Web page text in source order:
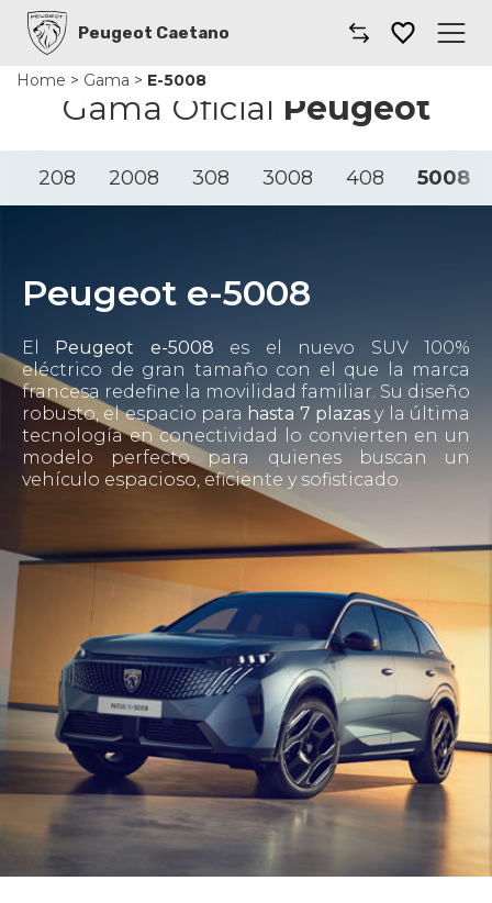
Peugeot Caetano
Comprar un coche
Gama
Renting
Coches por suscripción
Dónde encontrarnos
Home > Gama > E-5008
Gama Oficial Peugeot
208 2008 308 3008 408 5008
Peugeot e-5008
El Peugeot e-5008 es el nuevo SUV 100%
eléctrico de gran tamaño con el que la marca
francesa redefine la movilidad familiar. Su diseño
robusto, el espacio para hasta 7 plazas y la última
tecnología en conectividad lo convierten en un
modelo perfecto para quienes buscan un
vehículo espacioso, eficiente y sofisticado.